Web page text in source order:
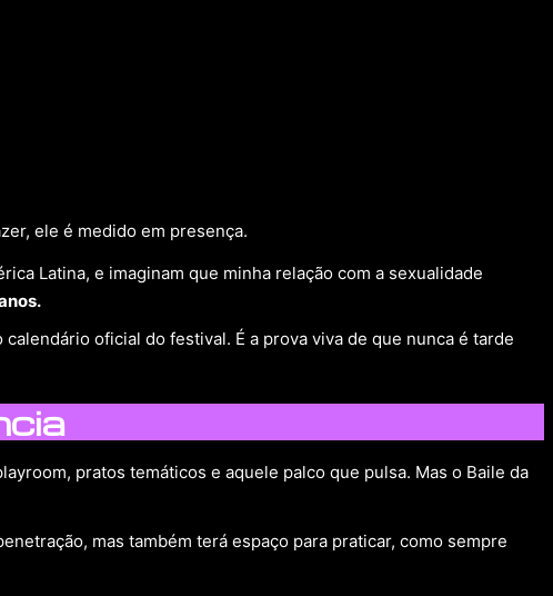
ele é medido em presença.
Latina, e imaginam que minha relação com a sexualidade
oficial do festival. É a prova viva de que nunca é tarde
pratos temáticos e aquele palco que pulsa. Mas o Baile da
mas também terá espaço para praticar, como sempre